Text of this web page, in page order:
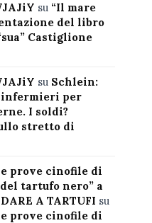
su “Il mare
del libro
Castiglione
su Schlein:
infermieri per
I soldi?
stretto di
prove cinofile di
tartufo nero” a
A TARTUFI su
prove cinofile di